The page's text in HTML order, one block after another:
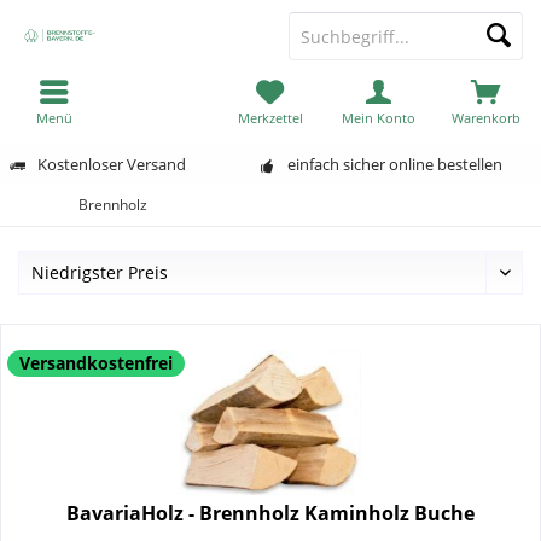
Kostenloser Versand einfach sicher online bestellen
Warenkorb
Merkzettel Mein Konto
Menü
Brennholz
Versandkostenfrei
BavariaHolz - Brennholz Kaminholz Buche